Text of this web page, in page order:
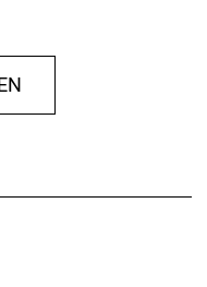
und
Du fährst
Du möchtest